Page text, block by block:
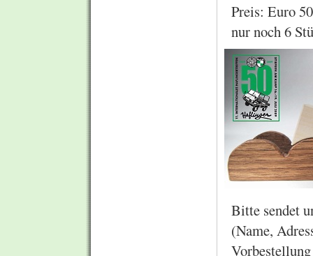
Preis: Euro
nur noch 6
Bitte sendet
(Name,